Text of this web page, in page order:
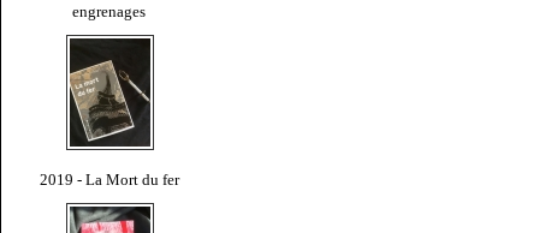
engrenages
2019 - La Mort du fer